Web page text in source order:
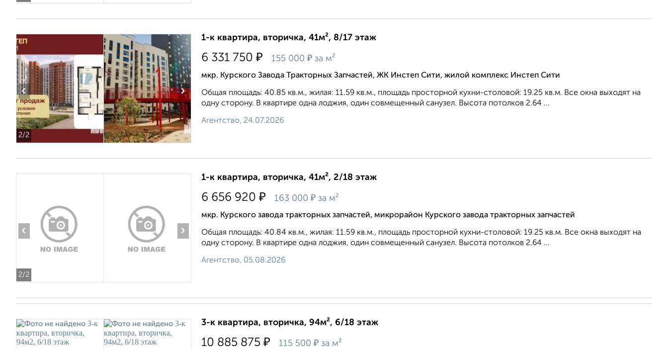
2/2
‹ ›
1-к квартира, вторичка, 41м², 8/17 этаж
6 331 750 ₽ 155 000 ₽ за м²
мкр. Курского Завода Тракторных Запчастей, ЖК Инстеп Сити, жилой комплекс Инстеп Сити
Общая площадь: 40.85 кв.м., жилая: 11.59 кв.м., площадь просторной кухни-столовой: 19.25 кв.м. Все окна выходят на
одну сторону. В квартире одна лоджия, один совмещенный санузел. Высота потолков 2.64 ...
Агентство, 24.07.2026
2/2
‹ ›
1-к квартира, вторичка, 41м², 2/18 этаж
6 656 920 ₽ 163 000 ₽ за м²
мкр. Курского завода тракторных запчастей, микрорайон Курского завода тракторных запчастей
Общая площадь: 40.84 кв.м., жилая: 11.59 кв.м., площадь просторной кухни-столовой: 19.25 кв.м. Все окна выходят на
одну сторону. В квартире одна лоджия, один совмещенный санузел. Высота потолков 2.64 ...
Агентство, 05.08.2026
3-к квартира, вторичка, 94м², 6/18 этаж
10 885 875 ₽ 115 500 ₽ за м²